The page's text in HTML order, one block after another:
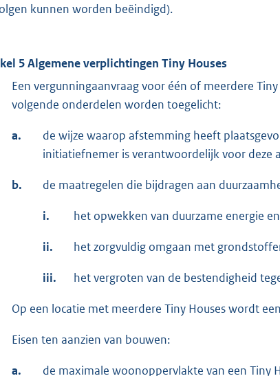
kunnen worden beëindigd).
5 Algemene verplichtingen Tiny Houses
Een vergunningaanvraag voor één of meerdere
volgende onderdelen worden toegelicht:
a.
de wijze waarop afstemming heeft
initiatiefnemer is verantwoordelijk voor deze
b. de maatregelen die bijdragen aan
i. het opwekken van duurzame energie
ii. het zorgvuldig omgaan met
iii. het vergroten van de bestendigheid
Op een locatie met meerdere Tiny Houses wordt
Eisen ten aanzien van bouwen:
a. de maximale woonoppervlakte van een Tiny